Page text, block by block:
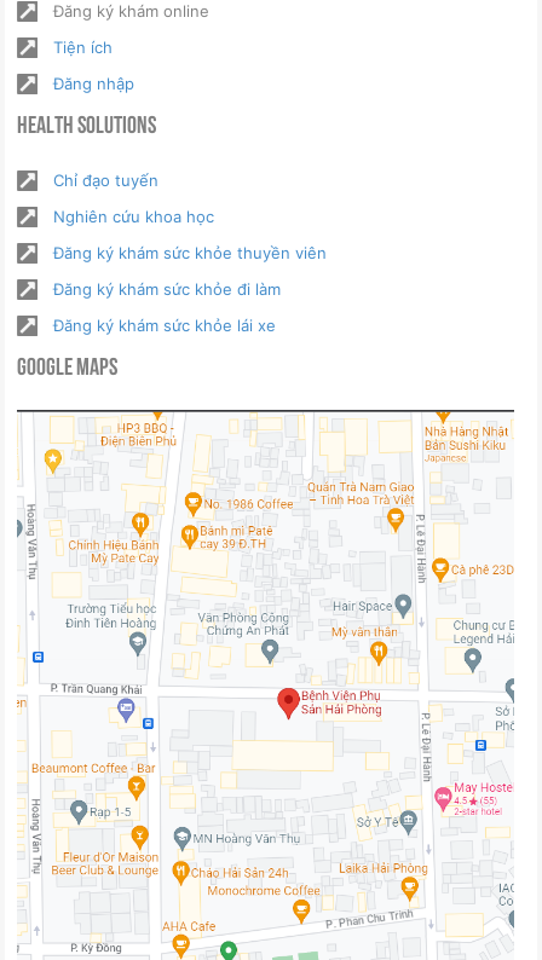
Đăng ký khám online
Tiện ích
Đăng nhập
Health Solutions
Chỉ đạo tuyến
Nghiên cứu khoa học
Đăng ký khám sức khỏe thuyền viên
Đăng ký khám sức khỏe đi làm
Đăng ký khám sức khỏe lái xe
Google Maps